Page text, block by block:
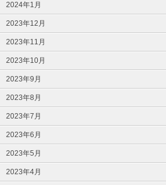
2024年1月
2023年12月
2023年11月
2023年10月
2023年9月
2023年8月
2023年7月
2023年6月
2023年5月
2023年4月